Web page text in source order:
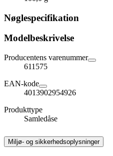
Nøglespecifikation
Modelbeskrivelse
Producentens varenummer
611575
EAN-kode
4013902954926
Produkttype
Samledåse
Miljø- og sikkerhedsoplysninger